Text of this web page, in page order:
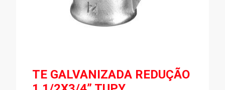
TE GALVANIZADA REDUÇÃO